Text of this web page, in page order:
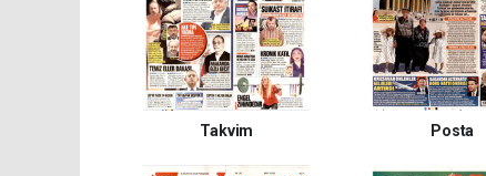
Takvim Posta